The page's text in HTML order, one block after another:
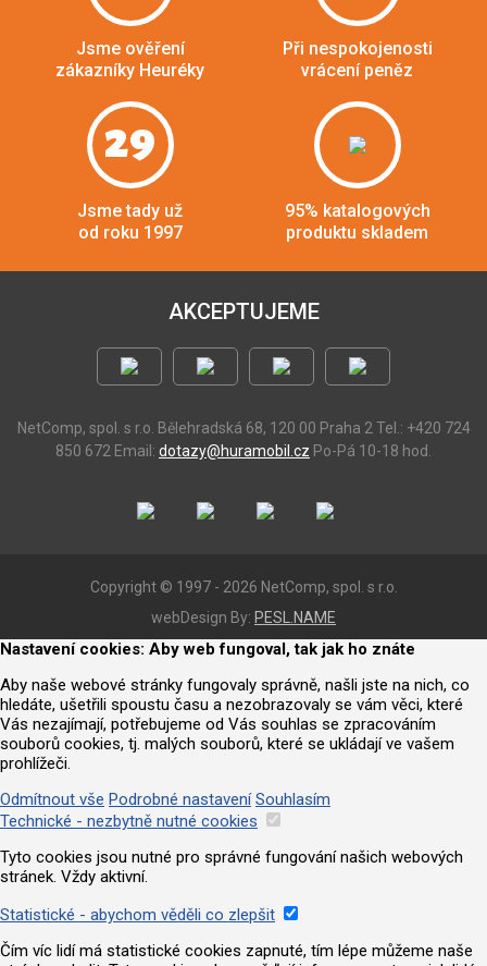
Jsme ověření
zákazníky Heuréky
Při nespokojenosti
vrácení peněz
29
Jsme tady už
od roku 1997
95% katalogových
produktu skladem
AKCEPTUJEME
NetComp, spol. s r.o. Bělehradská 68, 120 00 Praha 2 Tel.: +420 724
850 672 Email: dotazy@huramobil.cz Po-Pá 10-18 hod.
Copyright © 1997 - 2026 NetComp, spol. s r.o.
webDesign By: PESL.NAME
Nastavení cookies: Aby web fungoval, tak jak ho znáte
Aby naše webové stránky fungovaly správně, našli jste na nich, co
hledáte, ušetřili spoustu času a nezobrazovaly se vám věci, které
Vás nezajímají, potřebujeme od Vás souhlas se zpracováním
souborů cookies, tj. malých souborů, které se ukládají ve vašem
prohlížeči.
Odmítnout vše Podrobné nastavení Souhlasím
Technické - nezbytně nutné cookies
Tyto cookies jsou nutné pro správné fungování našich webových
stránek. Vždy aktivní.
Statistické - abychom věděli co zlepšit
Čím víc lidí má statistické cookies zapnuté, tím lépe můžeme naše